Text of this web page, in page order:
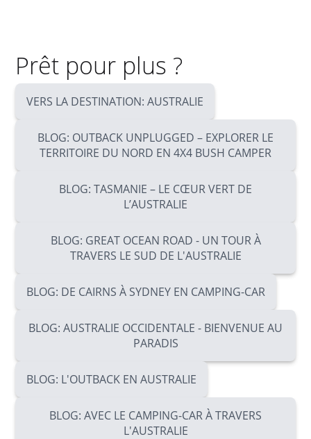
Prêt pour plus ?
VERS LA DESTINATION: AUSTRALIE
BLOG: OUTBACK UNPLUGGED – EXPLORER LE
TERRITOIRE DU NORD EN 4X4 BUSH CAMPER
BLOG: TASMANIE – LE CŒUR VERT DE
L’AUSTRALIE
BLOG: GREAT OCEAN ROAD - UN TOUR À
TRAVERS LE SUD DE L'AUSTRALIE
BLOG: DE CAIRNS À SYDNEY EN CAMPING-CAR
BLOG: AUSTRALIE OCCIDENTALE - BIENVENUE AU
PARADIS
BLOG: L'OUTBACK EN AUSTRALIE
BLOG: AVEC LE CAMPING-CAR À TRAVERS
L'AUSTRALIE